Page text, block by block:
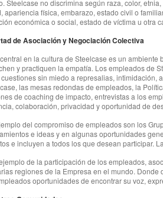
Steelcase no discrimina según raza, color,
apariencia física, embarazo, estado civil o
económica o social, estado de víctima u otra
de Asociación y Negociación Colectiva
en la cultura de Steelcase es un
y practiquen la empatía. Los empleados de
sin miedo a represalias, intimidación,
las mesas redondas de empleados, la
de coaching de impacto, entrevistas a los
colaboración, privacidad y oportunidad de
del compromiso de empleados son los
e ideas y en algunas oportunidades
e incluyen a todos los que desean participar.
de la participación de los empleados,
regiones de la Empresa en el mundo.
oportunidades de encontrar su voz,